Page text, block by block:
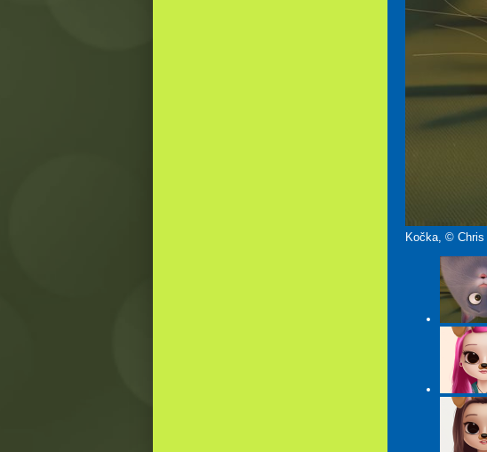
Kočka, © Chris